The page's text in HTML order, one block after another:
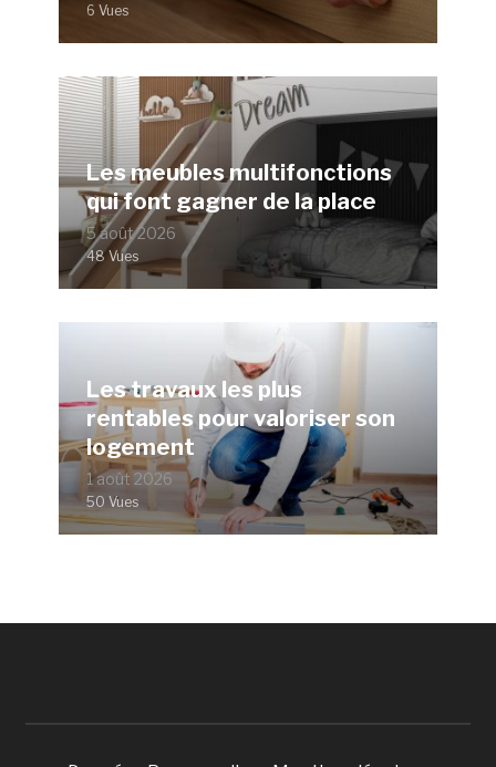
6 Vues
Les meubles multifonctions
qui font gagner de la place
5 août 2026
48 Vues
Les travaux les plus
rentables pour valoriser son
logement
1 août 2026
50 Vues